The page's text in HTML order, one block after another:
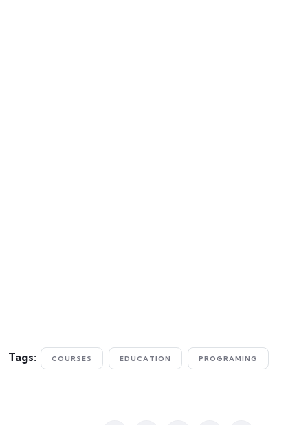
Tags: COURSES EDUCATION PROGRAMING